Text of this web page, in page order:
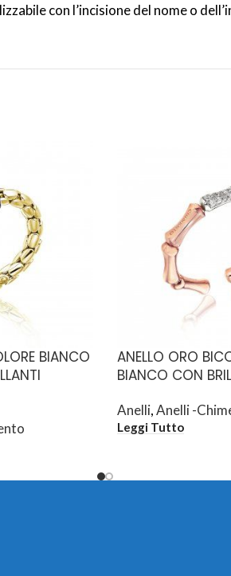
con l’incisione del nome o
BIANCO
ANELLO ORO
BIANCO CON
Anelli,Anelli -
Leggi Tutto